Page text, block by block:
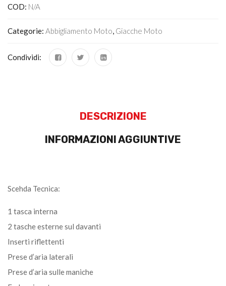
COD: N/A
Categorie: Abbigliamento Moto, Giacche Moto
Condividi:
DESCRIZIONE
INFORMAZIONI AGGIUNTIVE
Scehda Tecnica:
1 tasca interna
2 tasche esterne sul davanti
Inserti riflettenti
Prese d’aria laterali
Prese d’aria sulle maniche